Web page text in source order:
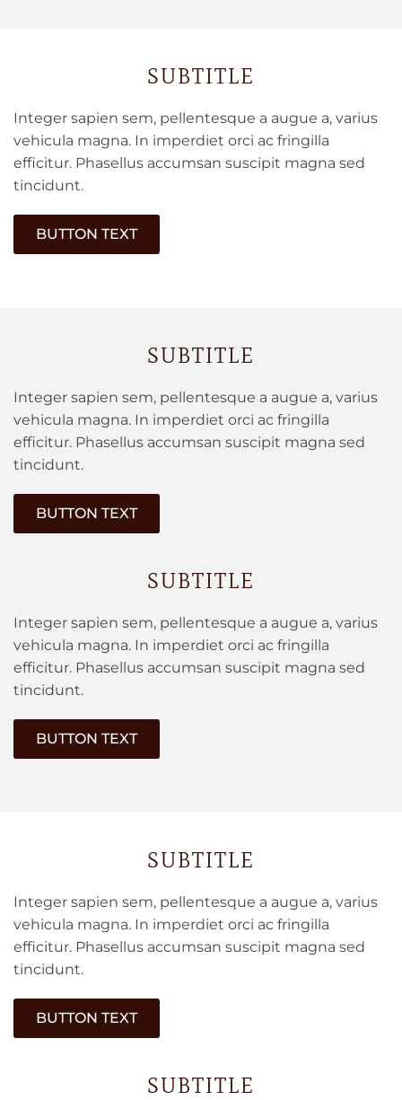
SUBTITLE
Integer sapien sem, pellentesque a augue a, varius
vehicula magna. In imperdiet orci ac fringilla
efficitur. Phasellus accumsan suscipit magna sed
tincidunt.
BUTTON TEXT
SUBTITLE
Integer sapien sem, pellentesque a augue a, varius
vehicula magna. In imperdiet orci ac fringilla
efficitur. Phasellus accumsan suscipit magna sed
tincidunt.
BUTTON TEXT
SUBTITLE
Integer sapien sem, pellentesque a augue a, varius
vehicula magna. In imperdiet orci ac fringilla
efficitur. Phasellus accumsan suscipit magna sed
tincidunt.
BUTTON TEXT
SUBTITLE
Integer sapien sem, pellentesque a augue a, varius
vehicula magna. In imperdiet orci ac fringilla
efficitur. Phasellus accumsan suscipit magna sed
tincidunt.
BUTTON TEXT
SUBTITLE